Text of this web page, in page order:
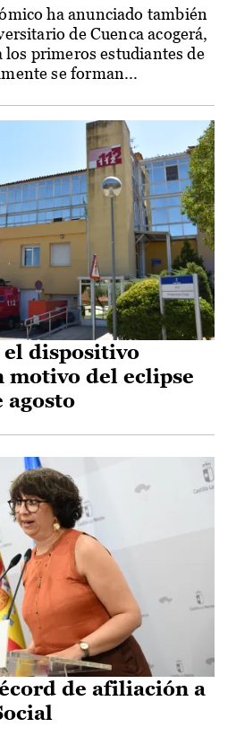
ha anunciado también
de Cuenca acogerá,
los primeros estudiantes de
se forman...
dispositivo
motivo del eclipse
agosto
de afiliación a